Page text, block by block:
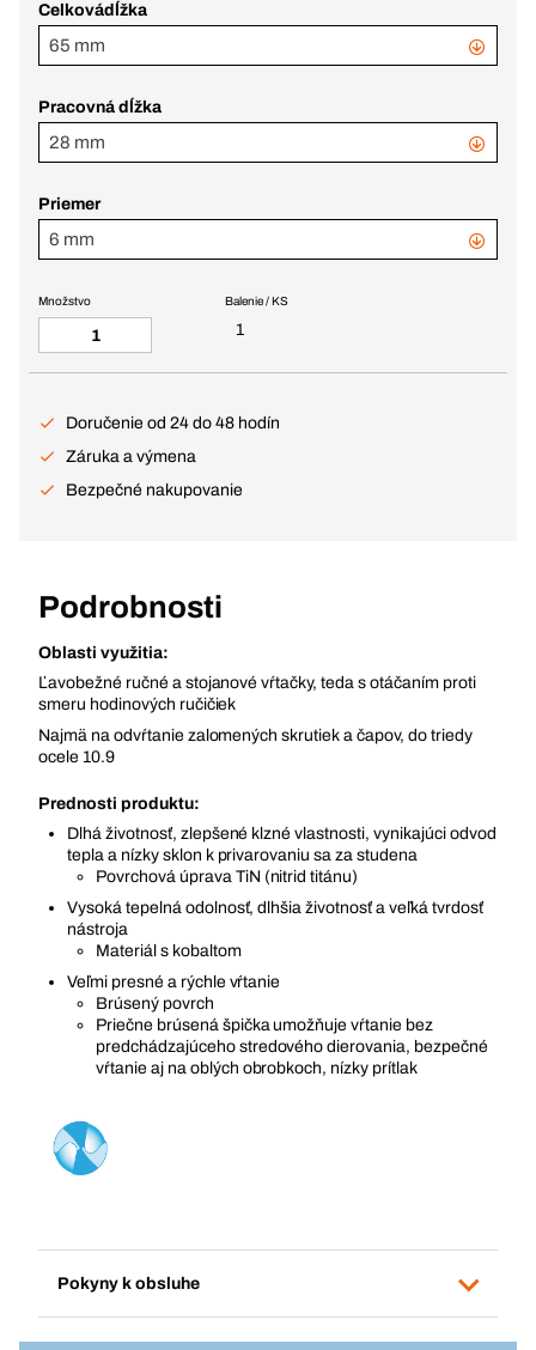
Celkovádĺžka
65 mm
Pracovná dĺžka
28 mm
Priemer
6 mm
Balenie / KS
1
Množstvo
Doručenie od 24 do 48 hodín
Záruka a výmena
Bezpečné nakupovanie
Podrobnosti
Oblasti využitia:
Ľavobežné ručné a stojanové vŕtačky, teda s otáčaním proti
smeru hodinových ručičiek
Najmä na odvŕtanie zalomených skrutiek a čapov, do triedy
ocele 10.9
Prednosti produktu:
Dlhá životnosť, zlepšené klzné vlastnosti, vynikajúci odvod
tepla a nízky sklon k privarovaniu sa za studena
Povrchová úprava TiN (nitrid titánu)
Vysoká tepelná odolnosť, dlhšia životnosť a veľká tvrdosť
nástroja
Materiál s kobaltom
Veľmi presné a rýchle vŕtanie
Brúsený povrch
Priečne brúsená špička umožňuje vŕtanie bez
predchádzajúceho stredového dierovania, bezpečné
vŕtanie aj na oblých obrobkoch, nízky prítlak
Pokyny k obsluhe